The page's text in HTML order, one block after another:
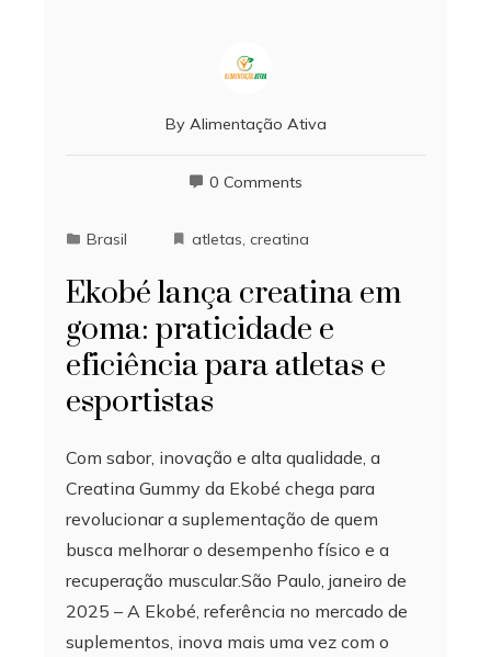
By Alimentação Ativa
0 Comments
Brasil atletas, creatina
Ekobé lança creatina em
goma: praticidade e
eficiência para atletas e
esportistas
Com sabor, inovação e alta qualidade, a
Creatina Gummy da Ekobé chega para
revolucionar a suplementação de quem
busca melhorar o desempenho físico e a
recuperação muscular.São Paulo, janeiro de
2025 – A Ekobé, referência no mercado de
suplementos, inova mais uma vez com o